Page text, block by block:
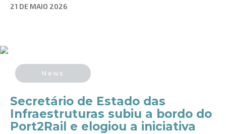
21 DE MAIO 2026
News
Secretário de Estado das
Infraestruturas subiu a bordo do
Port2Rail e elogiou a iniciativa